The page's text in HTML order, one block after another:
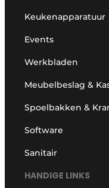
Keukenapparatuur
Events
Werkbladen
Meubelbeslag &
Spoelbakken &
Software
Sanitair
HANDIGE LINKS